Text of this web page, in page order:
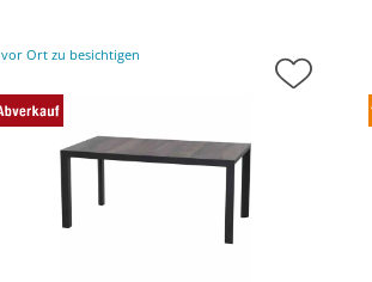
vor Ort zu besichtigen